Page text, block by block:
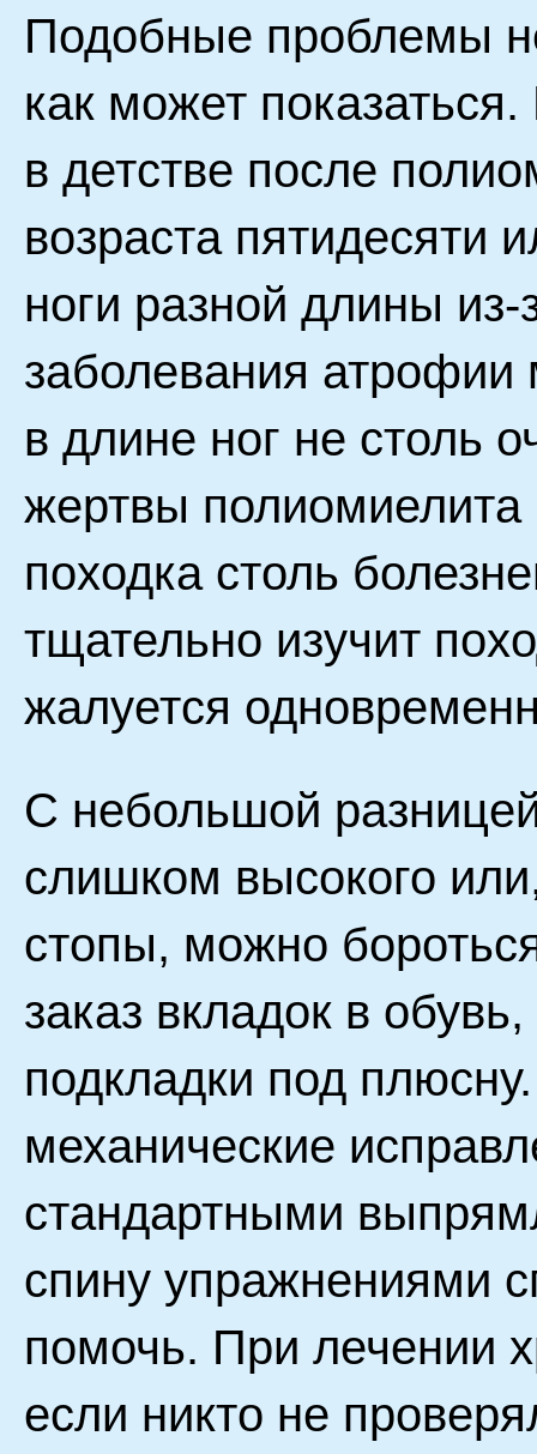
Подобные проблемы
как может
в детстве после
возраста пятидесяти
ноги разной длины
заболевания
в длине ног не столь
жертвы полиомиелита
походка столь
тщательно изучит
жалуется
С небольшой
слишком высокого
стопы, можно
заказ вкладок в
подкладки под
механические
стандартными
спину упражнениями
помочь. При лечении
если никто не